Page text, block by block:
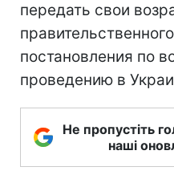
передать свои
постановления по
проведению в
Не пропустіть
наші